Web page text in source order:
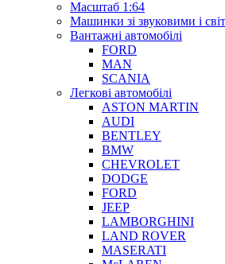
Масштаб 1:64
Машинки зі звуковими і
Вантажні автомобілі
FORD
MAN
SCANIA
Легкові автомобілі
ASTON MARTIN
AUDI
BENTLEY
BMW
CHEVROLET
DODGE
FORD
JEEP
LAMBORGHINI
LAND ROVER
MASERATI